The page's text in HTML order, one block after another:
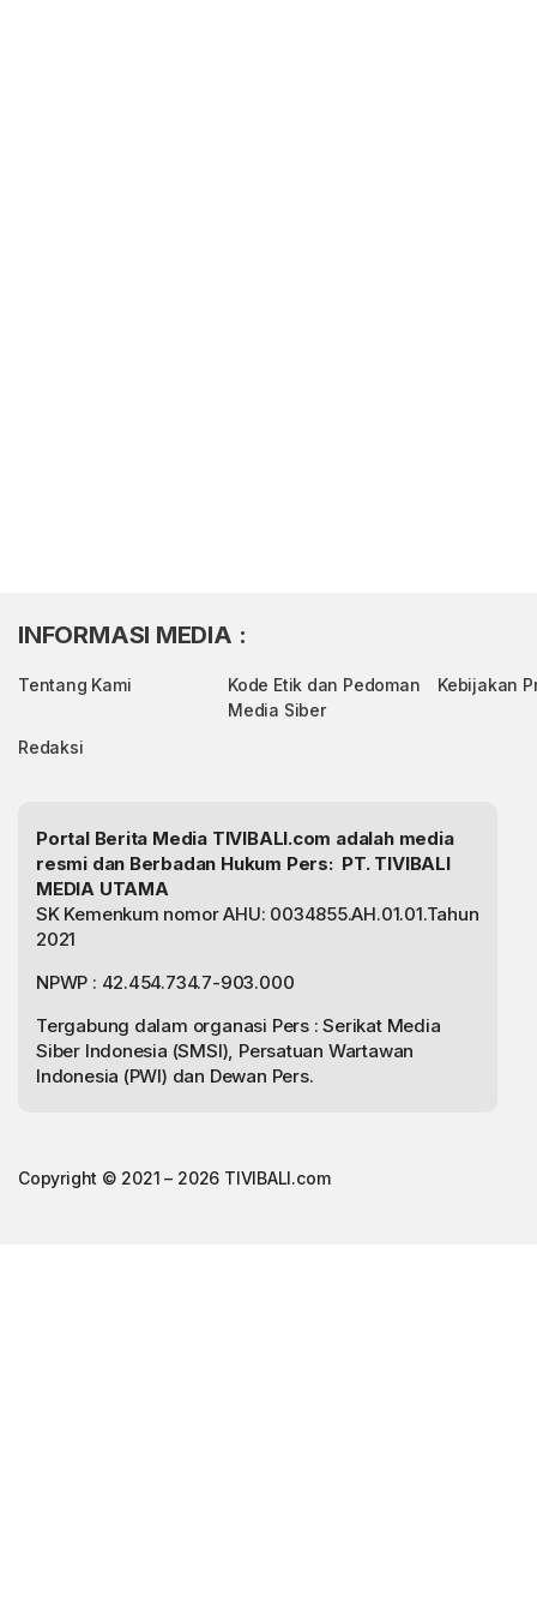
INFORMASI MEDIA :
Tentang Kami
Kode Etik dan Pedoman
Media Siber
Kebijakan
Redaksi
Portal Berita Media TIVIBALI.com adalah media
resmi dan Berbadan Hukum Pers: PT. TIVIBALI
MEDIA UTAMA
SK Kemenkum nomor AHU: 0034855.AH.01.01.Tahun
2021
NPWP : 42.454.734.7-903.000
Tergabung dalam organasi Pers : Serikat Media
Siber Indonesia (SMSI), Persatuan Wartawan
Indonesia (PWI) dan Dewan Pers.
Copyright © 2021 – 2026 TIVIBALI.com